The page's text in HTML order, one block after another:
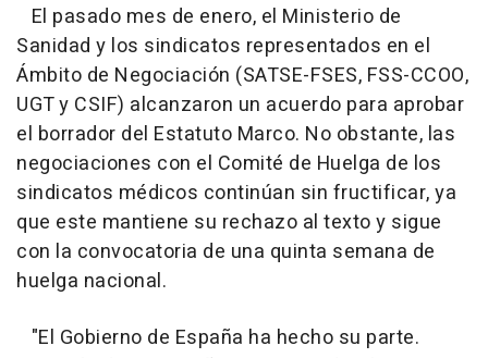
El pasado mes de enero, el Ministerio de
Sanidad y los sindicatos representados en el
Ámbito de Negociación (SATSE-FSES, FSS-CCOO,
UGT y CSIF) alcanzaron un acuerdo para aprobar
el borrador del Estatuto Marco. No obstante, las
negociaciones con el Comité de Huelga de los
sindicatos médicos continúan sin fructificar, ya
que este mantiene su rechazo al texto y sigue
con la convocatoria de una quinta semana de
huelga nacional.
"El Gobierno de España ha hecho su parte.